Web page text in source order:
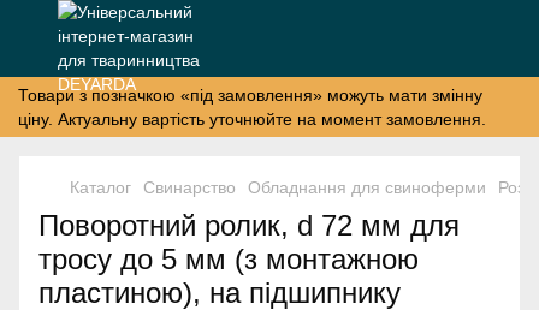
Товари з позначкою «під замовлення» можуть мати змінну
ціну. Актуальну вартість уточнюйте на момент замовлення.
Каталог Свинарство Обладнання для свиноферми
Поворотний ролик, d 72 мм для
тросу до 5 мм (з монтажною
пластиною), на підшипнику